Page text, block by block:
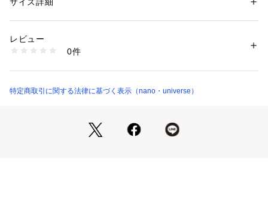
・新しくパターン設計し、トゥ部分に刺繍を配置
・2色使いのステッチカラー
■デザイン
性別：メンズ
素材：LEATHER 100%
洗濯：-
商品番号：1096600000456 （モール）
レビュー
0件
特定商取引に関する法律に基づく表示（nano・universe）